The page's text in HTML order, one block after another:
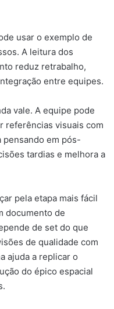
usar o exemplo de
A leitura dos
reduz retrabalho,
entre equipes.
vale. A equipe pode
referências visuais com
pensando em pós-
tardias e melhora a
pela etapa mais fácil
documento de
de set do que
de qualidade com
ajuda a replicar o
do épico espacial